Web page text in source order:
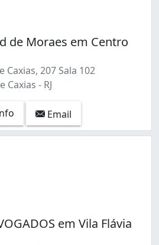
de Moraes em Centro
Caxias, 207 Sala 102
- RJ
Email
em Vila Flávia